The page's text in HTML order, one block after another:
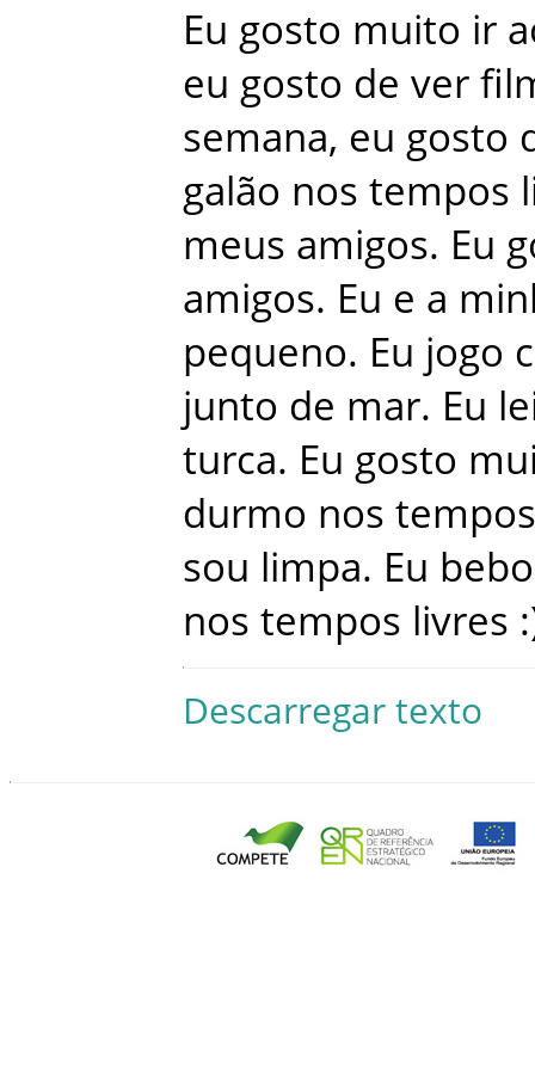
Eu gosto muito ir
eu gosto de ver
semana, eu gosto
galão nos tempos
meus amigos. Eu
amigos. Eu e a
pequeno. Eu jogo
junto de mar. Eu
turca. Eu gosto
durmo nos tempos
sou limpa. Eu bebo
nos tempos livres :
Descarregar texto